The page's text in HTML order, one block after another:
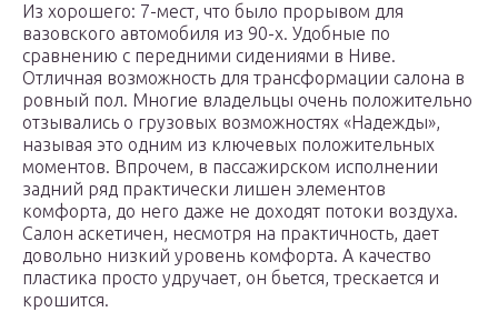
Из хорошего: 7-мест, что было прорывом для
вазовского автомобиля из 90-х. Удобные по
сравнению с передними сидениями в Ниве.
Отличная возможность для трансформации салона в
ровный пол. Многие владельцы очень положительно
отзывались о грузовых возможностях «Надежды»,
называя это одним из ключевых положительных
моментов. Впрочем, в пассажирском исполнении
задний ряд практически лишен элементов
комфорта, до него даже не доходят потоки воздуха.
Салон аскетичен, несмотря на практичность, дает
довольно низкий уровень комфорта. А качество
пластика просто удручает, он бьется, трескается и
крошится.